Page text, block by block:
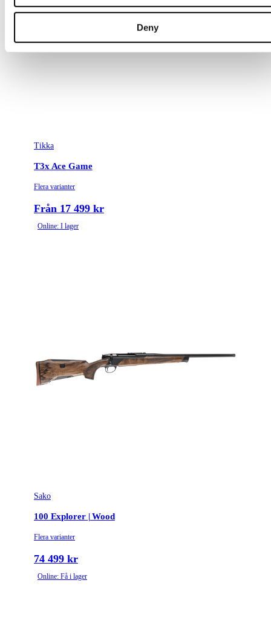
Deny
Tikka
T3x Ace Game
Flera varianter
Från 17 499 kr
Online: I lager
Sako
100 Explorer | Wood
Flera varianter
74 499 kr
Online: Få i lager